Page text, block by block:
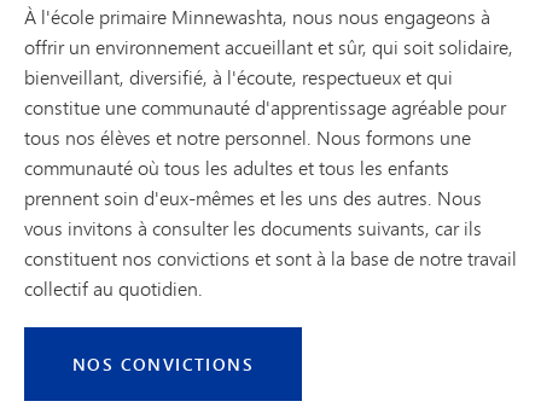
À l'école primaire Minnewashta, nous nous engageons à
offrir un environnement accueillant et sûr, qui soit solidaire,
bienveillant, diversifié, à l'écoute, respectueux et qui
constitue une communauté d'apprentissage agréable pour
tous nos élèves et notre personnel. Nous formons une
communauté où tous les adultes et tous les enfants
prennent soin d'eux-mêmes et les uns des autres. Nous
vous invitons à consulter les documents suivants, car ils
constituent nos convictions et sont à la base de notre travail
collectif au quotidien.
NOS CONVICTIONS